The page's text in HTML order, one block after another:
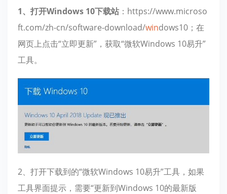
1、打开Windows 10下载站 ：https://www.microso
ft.com/zh-cn/software-download/windows10；在
网页上点击“立即更新”，获取“微软Windows 10易升”
工具。
2、打开下载到的“微软Windows 10易升”工具，如果
工具界面提示，需要“更新到Windows 10的最新版